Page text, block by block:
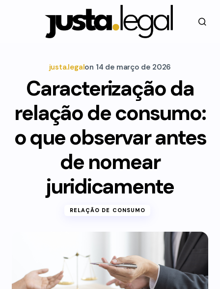
justa.legalon 14 de março de 2026
Caracterização da
relação de consumo:
o que observar antes
de nomear
juridicamente
RELAÇÃO DE CONSUMO